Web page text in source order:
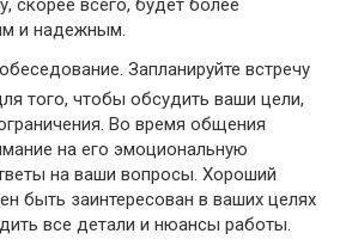
скорее всего, будет более
и надежным.
Запланируйте встречу
того, чтобы обсудить ваши цели,
Во время общения
на его эмоциональную
на ваши вопросы. Хороший
быть заинтересован в ваших целях
все детали и нюансы работы.